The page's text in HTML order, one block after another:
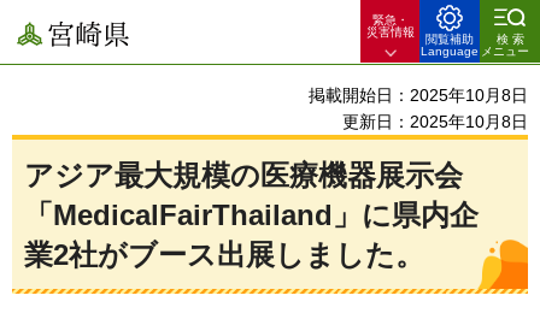
宮崎県
緊急・
災害情報
閲覧補助
Language
検索
メニュー
掲載開始日：2025年10月8日
更新日：2025年10月8日
アジア最大規模の医療機器展示会
「MedicalFairThailand」に県内企
業2社がブース出展しました。